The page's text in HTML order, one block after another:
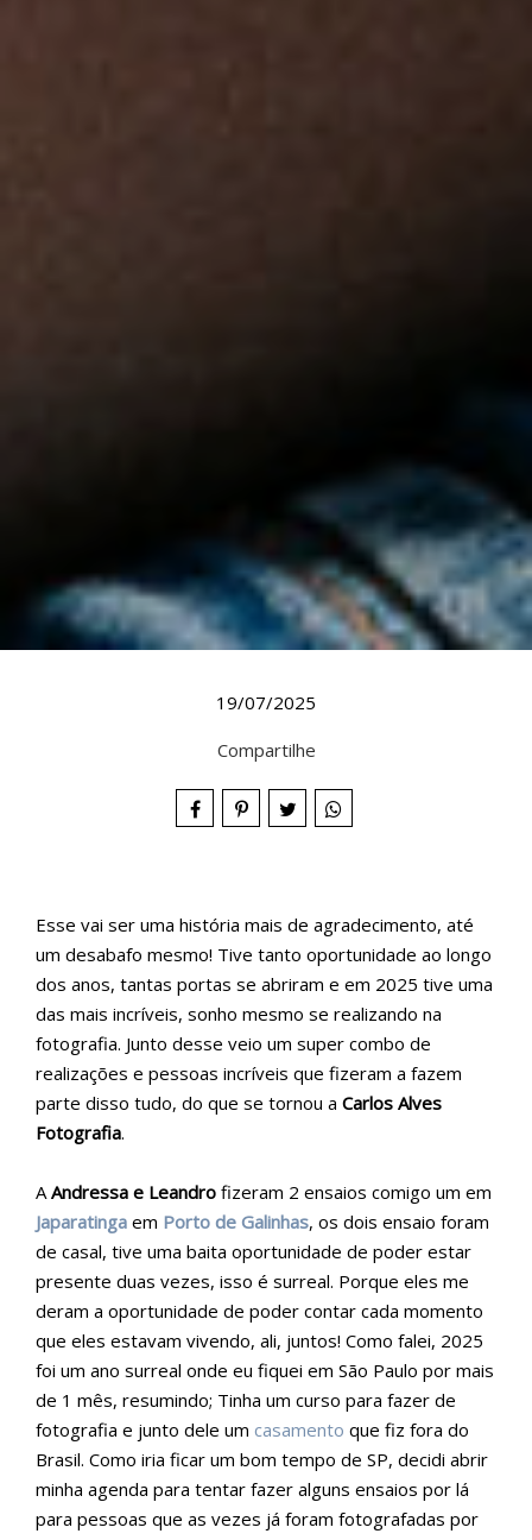
19/07/2025
Compartilhe
Esse vai ser uma história mais de agradecimento, até
um desabafo mesmo! Tive tanto oportunidade ao longo
dos anos, tantas portas se abriram e em 2025 tive uma
das mais incríveis, sonho mesmo se realizando na
fotografia. Junto desse veio um super combo de
realizações e pessoas incríveis que fizeram a fazem
parte disso tudo, do que se tornou a Carlos Alves
Fotografia.
AAndressa e Leandro fizeram 2 ensaios comigo um em
Japaratinga em Porto de Galinhas, os dois ensaio foram
de casal, tive uma baita oportunidade de poder estar
presente duas vezes, isso é surreal. Porque eles me
deram a oportunidade de poder contar cada momento
que eles estavam vivendo, ali, juntos! Como falei, 2025
foi um ano surreal onde eu fiquei em São Paulo por mais
de 1 mês, resumindo; Tinha um curso para fazer de
fotografia e junto dele um casamento que fiz fora do
Brasil. Como iria ficar um bom tempo de SP, decidi abrir
minha agenda para tentar fazer alguns ensaios por lá
para pessoas que as vezes já foram fotografadas por